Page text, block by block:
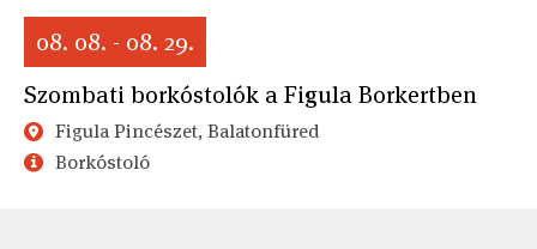
08. 08. - 08. 29.
Szombati borkóstolók a Figula Borkertben
Figula Pincészet, Balatonfüred
Borkóstoló